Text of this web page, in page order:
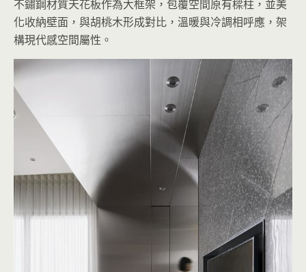
不鏽鋼材質天花板作為大框架，包覆空間原有樑柱，並美
化收納壁面，與胡桃木形成對比，溫暖與冷調相呼應，架
構現代感空間屬性。